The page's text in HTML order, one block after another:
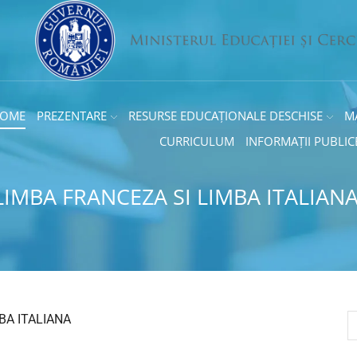
PREZENTARE RESURSE EDUCAȚIONALE DESCHISE
CURRICULUM
INFORMAȚII
FRANCEZA SI LIMBA
ITALIANA